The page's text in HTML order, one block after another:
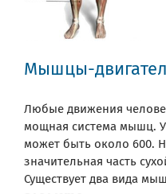
Мышцы-
Любые движения
мощная система мышц.
может быть около 600.
значительная часть
Существует два вида